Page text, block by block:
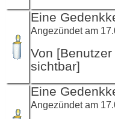
Eine
Angezündet am
Von
sichtbar]
Eine
Angezündet am